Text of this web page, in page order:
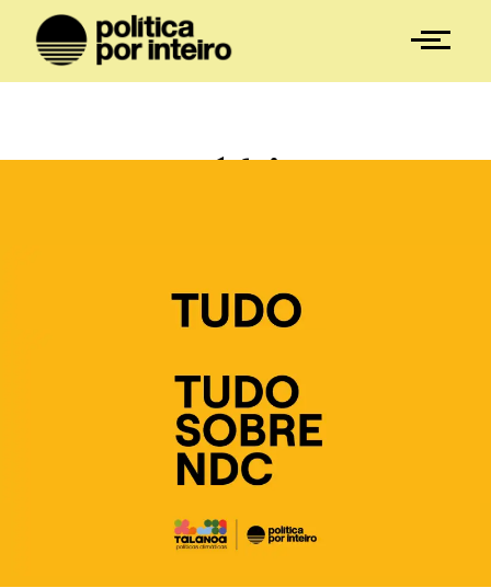
Do que é feita uma
Determinada (NDC)?
21 de agosto de 2024